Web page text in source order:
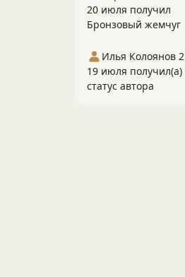
20 июля получил
Бронзовый жемчуг
Илья Колоянов 2
19 июля получил(а)
статус автора